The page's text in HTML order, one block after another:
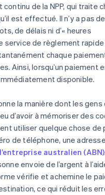
de la NPP, qui traite
est effectué. Il n’y a pas de
de délais ni d’« heures
service de règlement rapide
chaque
Ainsi, lorsqu’un paiement
disponible.
la manière dont les
d’avoir à mémoriser des
utiliser quelque chose de
de téléphone, une
australien (ABN).
envoie de l’argent à
vérifie et achemine le
ce qui réduit les